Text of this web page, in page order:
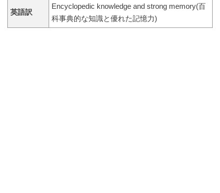
英語訳
Encyclopedic knowledge and strong memory(百
科事典的な知識と優れた記憶力)